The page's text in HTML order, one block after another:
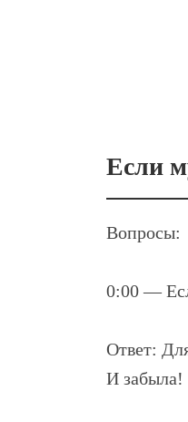
Если
Вопросы:
0:00 —
Ответ:
И забыла!